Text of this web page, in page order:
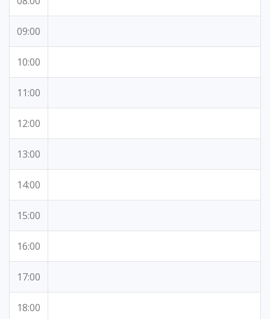
09:00
10:00
11:00
12:00
13:00
14:00
15:00
16:00
17:00
18:00